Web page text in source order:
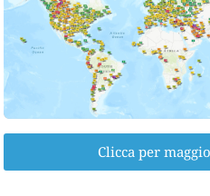
Clicca per